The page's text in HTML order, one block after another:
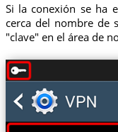
Si la conexión se ha
cerca del nombre de
"clave" en el área de